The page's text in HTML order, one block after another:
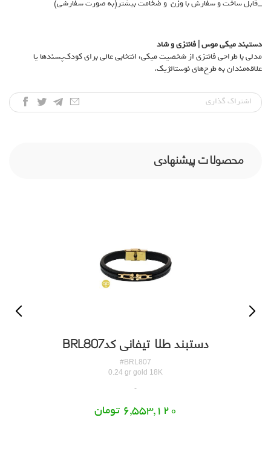
_قابل ساخت و سفارش با وزن و ضخامت بیشتر(به صورت سفارشی)
دستبند میکی موس | فانتزی و شاد
مدلی با طراحی فانتزی از شخصیت میکی، انتخابی عالی برای کودک‌پسندها یا
علاقه‌مندان به طرح‌های نوستالژیک.
اشتراک‌ گذاری
محصولات پیشنهادی
دستبند طلا تیفانی کدBRL807
#BRL807
0.24 gr gold 18K
6,553,120 تومان